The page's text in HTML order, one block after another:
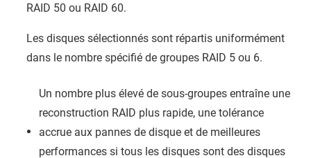
RAID 50 ou RAID 60.
Les disques sélectionnés sont répartis uniformément
dans le nombre spécifié de groupes RAID 5 ou 6.
Un nombre plus élevé de sous-groupes entraîne une
reconstruction RAID plus rapide, une tolérance
accrue aux pannes de disque et de meilleures
performances si tous les disques sont des disques